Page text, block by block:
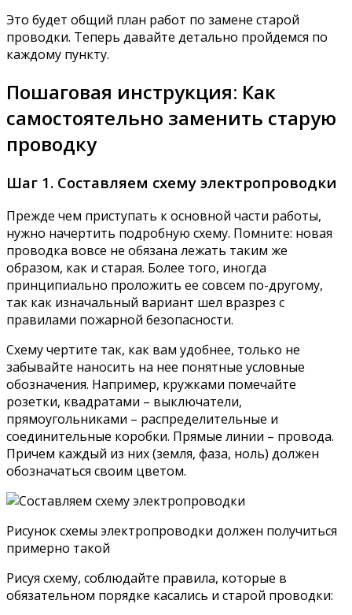
Это будет общий план работ по замене старой
проводки. Теперь давайте детально пройдемся по
каждому пункту.
Пошаговая инструкция: Как
самостоятельно заменить старую
проводку
Шаг 1. Составляем схему электропроводки
Прежде чем приступать к основной части работы,
нужно начертить подробную схему. Помните: новая
проводка вовсе не обязана лежать таким же
образом, как и старая. Более того, иногда
принципиально проложить ее совсем по-другому,
так как изначальный вариант шел вразрез с
правилами пожарной безопасности.
Схему чертите так, как вам удобнее, только не
забывайте наносить на нее понятные условные
обозначения. Например, кружками помечайте
розетки, квадратами – выключатели,
прямоугольниками – распределительные и
соединительные коробки. Прямые линии – провода.
Причем каждый из них (земля, фаза, ноль) должен
обозначаться своим цветом.
Рисунок схемы электропроводки должен получиться
примерно такой
Рисуя схему, соблюдайте правила, которые в
обязательном порядке касались и старой проводки: